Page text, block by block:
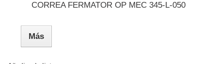
CORREA FERMATOR OP MEC 345-L-050
Más